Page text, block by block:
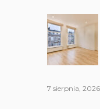
7 sierpnia, 2026